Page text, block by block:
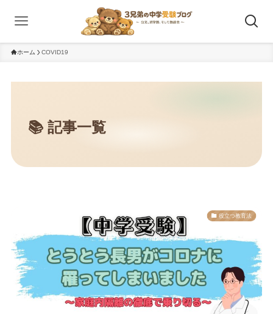
ホーム COVID19
役立つ教育法